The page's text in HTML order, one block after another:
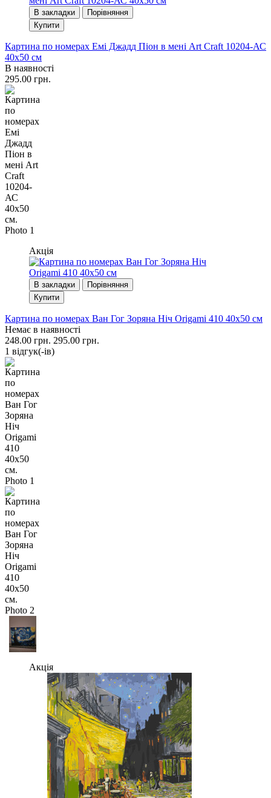
В закладки
Порівняння
Купити
Картина по номерах Емі Джадд Піон в мені Art Craft 10204-АС
40x50 см
В наявності
295.00 грн.
Акція
В закладки
Порівняння
Купити
Картина по номерах Ван Гог Зоряна Ніч Origami 410 40x50 см
Немає в наявності
248.00 грн. 295.00 грн.
1 вiдгук(-iв)
Акція